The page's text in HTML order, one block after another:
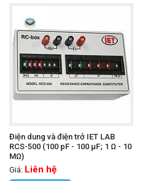
Điện dung và điện trở IET LAB
RCS-500 (100 pF - 100 µF; 1 Ω - 10
MΩ)
Giá: Liên hệ